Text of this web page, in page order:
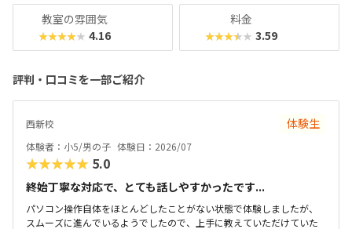
教室の雰囲気
★★★★★ 4.16
料金
★★★★★ 3.59
評判・口コミを一部ご紹介
西新校 体験生
体験者：小5/男の子 体験日：2026/07
★★★★★ 5.0
終始丁寧な対応で、とても話しやすかったです...
パソコン操作自体をほとんどしたことがない状態で体験しましたが、
スムーズに進んでいるようでしたので、上手に教えていただけていた